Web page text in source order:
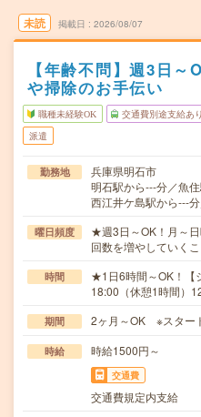
未読 掲載日 2026/08/07
【年齢不問】週3日
や掃除のお手伝い
職種未経験OK 交通費別途支給あり
派遣
勤務地
兵庫県明石市
明石駅から---分／魚
西江井ケ島駅から---
曜日頻度
★週3日～OK！月～
回数を増やしていく
時間
★1日6時間～OK！【
18:00（休憩1時間）
期間 2ヶ月～OK ※スター
時給 時給1500円～
交通費
交通費規定内支給